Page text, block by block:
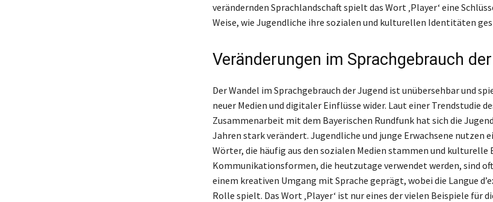
verändernden Sprachlandschaft spielt das Wort ‚Player‘ eine
Weise, wie Jugendliche ihre sozialen und kulturellen Identitäten
Veränderungen im Sprachgebrauch
Der Wandel im Sprachgebrauch der Jugend ist unübersehbar und
neuer Medien und digitaler Einflüsse wider. Laut einer Trendstudie
Zusammenarbeit mit dem Bayerischen Rundfunk hat sich die
Jahren stark verändert. Jugendliche und junge Erwachsene nutzen
Wörter, die häufig aus den sozialen Medien stammen und kulturelle
Kommunikationsformen, die heutzutage verwendet werden, sind
einem kreativen Umgang mit Sprache geprägt, wobei die Langue
Rolle spielt. Das Wort ‚Player‘ ist nur eines der vielen Beispiele für